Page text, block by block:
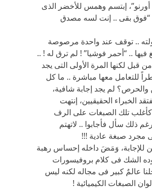
أورنو”، إبتسم وهمس للأخضر الذى
“فوق بقى .. إنت لسه مصدق
.. توقف عند واحدة مرصوصة
فيها .. “أحمر فوشيا” ! لم ترق له ! ..
قبل لكنها المرة الأولى التى يجد
للتعامل معها مباشرة .. ما كل
والحرص؟ لم يجد إجابة شافية،
الخبراء الحقيقيين، إنتهت
تلك الصبغات على الرف
ذلك سأل فأجابوا .. لاتهتم
مجرد صبغة عادية !!!
للإجابة، وَمَضَ داخله إحساس رهبة
الشك فى كلام بروفيسورات
عالمٌ كبير فى مجاله لكنه ليس
الصبغات الكيميائية !